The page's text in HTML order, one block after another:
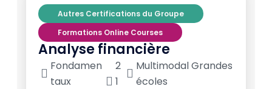
Autres Certifications du Groupe
Formations Online Courses
Analyse financière
Fondamen
taux
2
1
Multimodal Grandes
écoles